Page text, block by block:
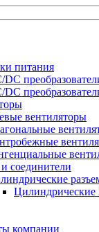
питания
DC
DC
вентиляторы
соединители
Цилиндрические
компании